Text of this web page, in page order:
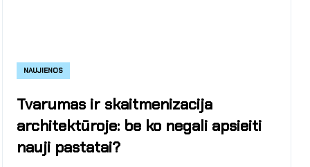
NAUJIENOS
Tvarumas ir skaitmenizacija
architektūroje: be ko negali apsieiti
nauji pastatai?